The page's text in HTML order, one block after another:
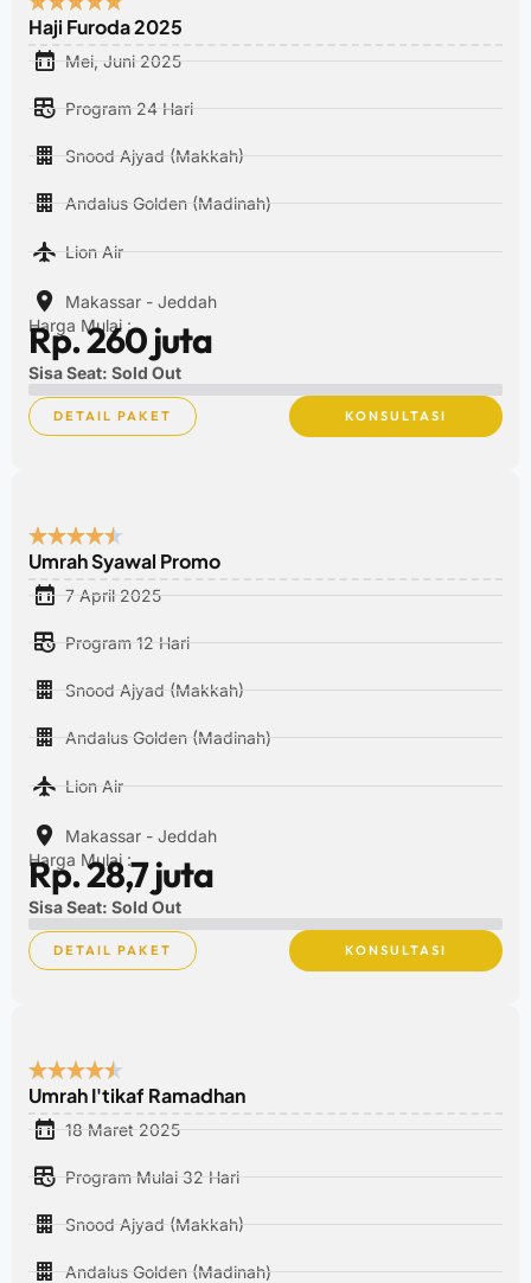
Haji Furoda 2025
Mei, Juni 2025
Program 24 Hari
Snood Ajyad (Makkah)
Andalus Golden (Madinah)
Lion Air
Makassar - Jeddah
Harga Mulai :
Rp. 260 juta
Sisa Seat: Sold Out
DETAIL PAKET KONSULTASI
Umrah Syawal Promo
7 April 2025
Program 12 Hari
Snood Ajyad (Makkah)
Andalus Golden (Madinah)
Lion Air
Makassar - Jeddah
Harga Mulai :
Rp. 28,7 juta
Sisa Seat: Sold Out
DETAIL PAKET KONSULTASI
Umrah I'tikaf Ramadhan
18 Maret 2025
Program Mulai 32 Hari
Snood Ajyad (Makkah)
Andalus Golden (Madinah)